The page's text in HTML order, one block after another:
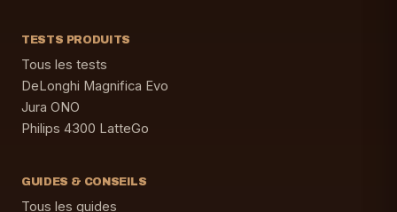
TESTS PRODUITS
Tous les tests
DeLonghi Magnifica Evo
Jura ONO
Philips 4300 LatteGo
GUIDES & CONSEILS
Tous les guides